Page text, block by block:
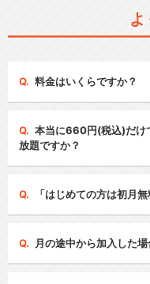
よ
料金はいくらですか？
本当に660円(税込)だけ
放題ですか？
「はじめての方は初月
月の途中から加入した